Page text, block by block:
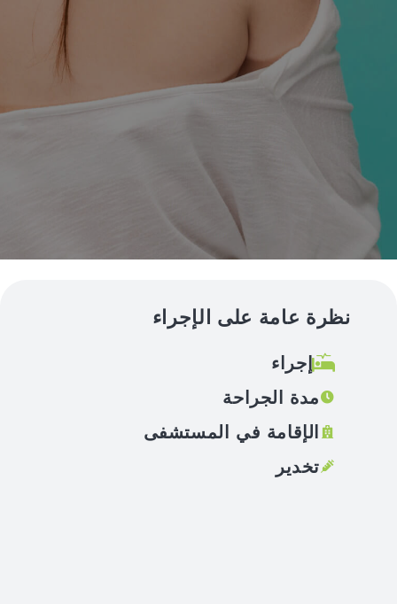
نظرة عامة على الإجراء
إجراء
مدة الجراحة
الإقامة في المستشفى
تخدير